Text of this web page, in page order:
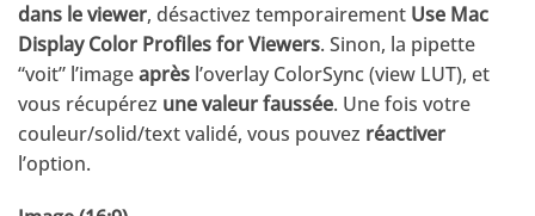
dans le viewer, désactivez temporairement Use Mac
Display Color Profiles for Viewers. Sinon, la pipette
“voit” l’imageaprès l’overlay ColorSync (view LUT), et
vous récupérez une valeur faussée. Une fois votre
couleur/solid/text validé, vous pouvez réactiver
l’option.